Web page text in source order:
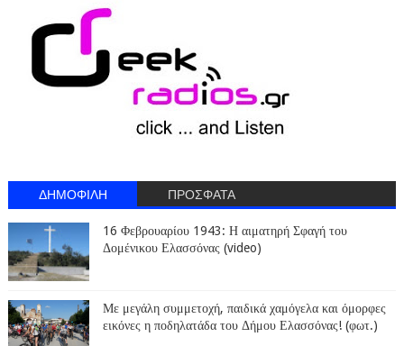
ΔΗΜΟΦΙΛΗ ΠΡΟΣΦΑΤΑ
16 Φεβρουαρίου 1943: Η αιματηρή Σφαγή του
Δομένικου Ελασσόνας (video)
Με μεγάλη συμμετοχή, παιδικά χαμόγελα και όμορφες
εικόνες η ποδηλατάδα του Δήμου Ελασσόνας! (φωτ.)